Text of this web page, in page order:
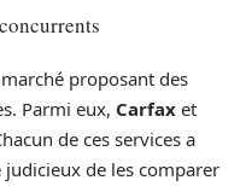
proposant des
Parmi eux, Carfax et
de ces services a
de les comparer